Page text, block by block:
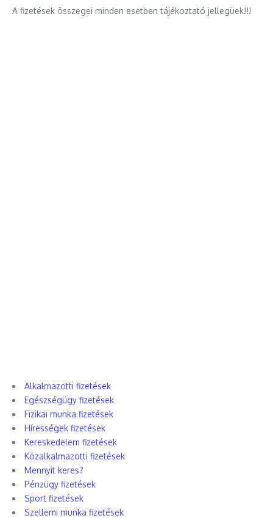
A fizetések összegei minden esetben tájékoztató jellegüek!!!
Alkalmazotti fizetések
Egészségügy fizetések
Fizikai munka fizetések
Hírességek fizetések
Kereskedelem fizetések
Közalkalmazotti fizetések
Mennyit keres?
Pénzügy fizetések
Sport fizetések
Szellemi munka fizetések